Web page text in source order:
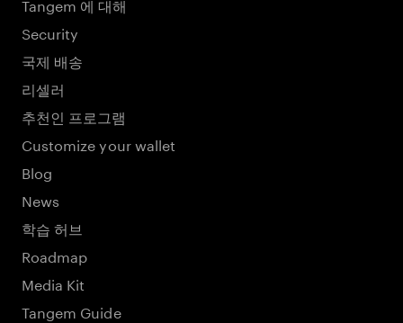
Security
국제 배송
리셀러
추천인 프로그램
Customize your wallet
Blog
News
학습 허브
Roadmap
Media Kit
Tangem Guide